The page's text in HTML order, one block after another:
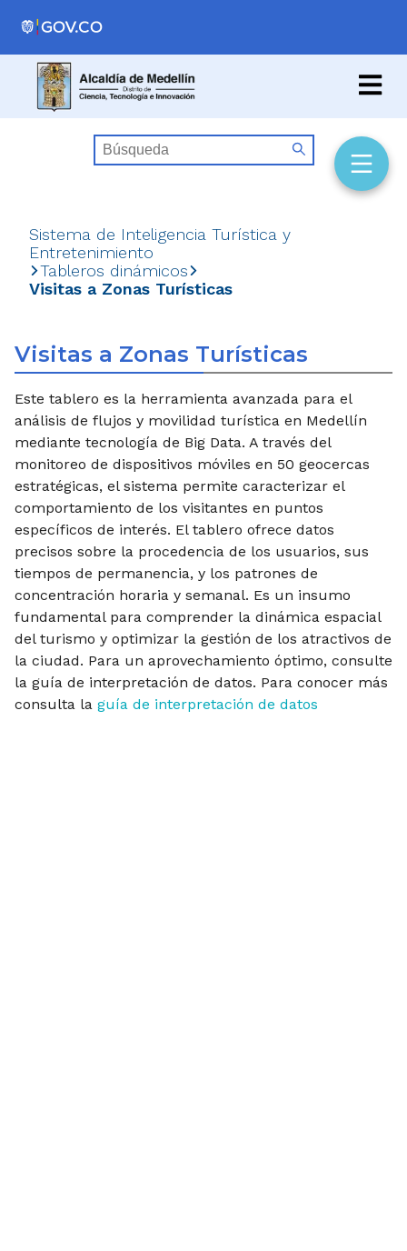
Sistema de Inteligencia Turística y
Entretenimiento
Tableros dinámicos
Visitas a Zonas Turísticas
Visitas a Zonas Turísticas
Este tablero es la herramienta avanzada para el
análisis de flujos y movilidad turística en Medellín
mediante tecnología de Big Data. A través del
monitoreo de dispositivos móviles en 50 geocercas
estratégicas, el sistema permite caracterizar el
comportamiento de los visitantes en puntos
específicos de interés. El tablero ofrece datos
precisos sobre la procedencia de los usuarios, sus
tiempos de permanencia, y los patrones de
concentración horaria y semanal. Es un insumo
fundamental para comprender la dinámica espacial
del turismo y optimizar la gestión de los atractivos de
la ciudad. Para un aprovechamiento óptimo, consulte
la guía de interpretación de datos. Para conocer más
consulta la guía de interpretación de datos